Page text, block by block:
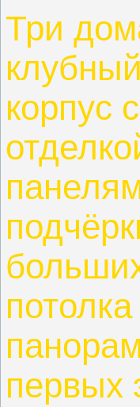
Три
корпус
первых